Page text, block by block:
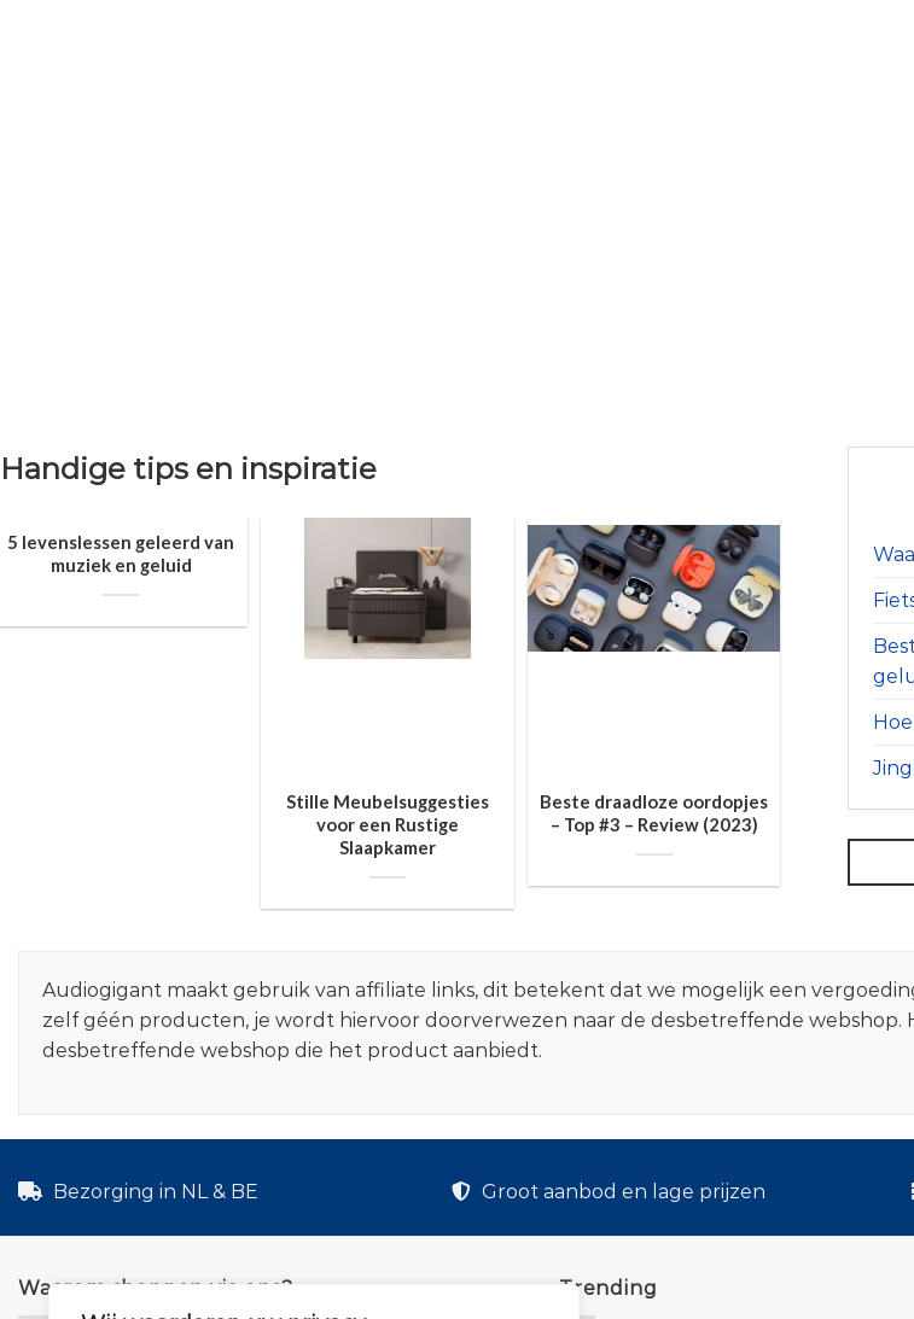
Handige tips en inspiratie
5 levenslessen geleerd van
muziek en geluid
Stille Meubelsuggesties
voor een Rustige
Slaapkamer
Beste draadloze oordopjes
– Top #3 – Review (2023)
Audiogigant maakt gebruik van affiliate links, dit betekent dat we mogelijk een
zelf géén producten, je wordt hiervoor doorverwezen naar de desbetreffende
desbetreffende webshop die het product aanbiedt.
Bezorging in NL & BE Groot aanbod en lage prijzen
Waarom shoppen via ons? Trending